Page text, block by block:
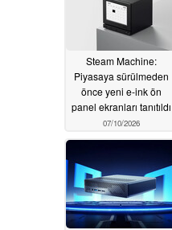
Steam Machine:
Piyasaya sürülmeden
önce yeni e-ink ön
panel ekranları tanıtıldı
07/10/2026